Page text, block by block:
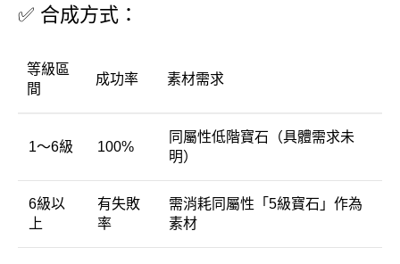
✅ 合成方式：
等級區
間
成功率 素材需求
1～6級 100%
同屬性低階寶石（具體需求未
明）
6級以
上
有失敗
率
需消耗同屬性「5級寶石」作為
素材